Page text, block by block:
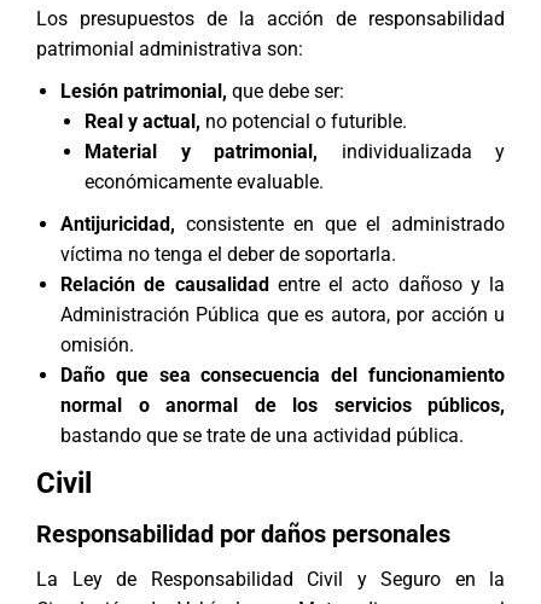
Los presupuestos de la acción de responsabilidad
patrimonial administrativa son:
Lesión patrimonial, que debe ser:
Real y actual, no potencial o futurible.
Material y patrimonial, individualizada y
económicamente evaluable.
Antijuricidad, consistente en que el administrado
víctima no tenga el deber de soportarla.
Relación de causalidadentre el acto dañoso y la
Administración Pública que es autora, por acción u
omisión.
Daño que sea consecuencia del funcionamiento
normal o anormal de los servicios públicos,
bastando que se trate de una actividad pública.
Civil
Responsabilidad por daños personales
La Ley de Responsabilidad Civil y Seguro en la